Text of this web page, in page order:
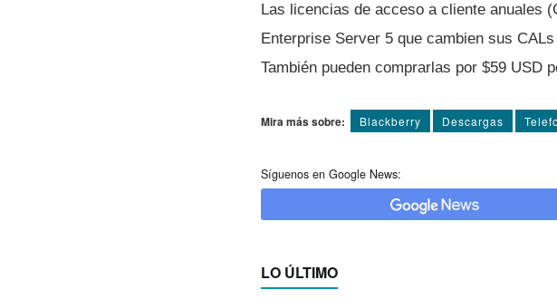
Las licencias de acceso a cliente anuales
Enterprise Server 5 que cambien sus
También pueden comprarlas por $59 USD
Mira más sobre: Blackberry Descargas
Síguenos en Google News:
LO ÚLTIMO